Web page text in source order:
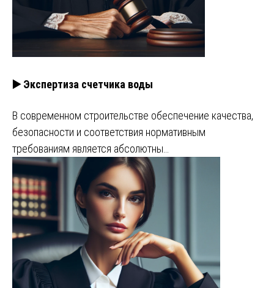
▶️ Экспертиза счетчика воды
В современном строительстве обеспечение качества,
безопасности и соответствия нормативным
требованиям является абсолютны…